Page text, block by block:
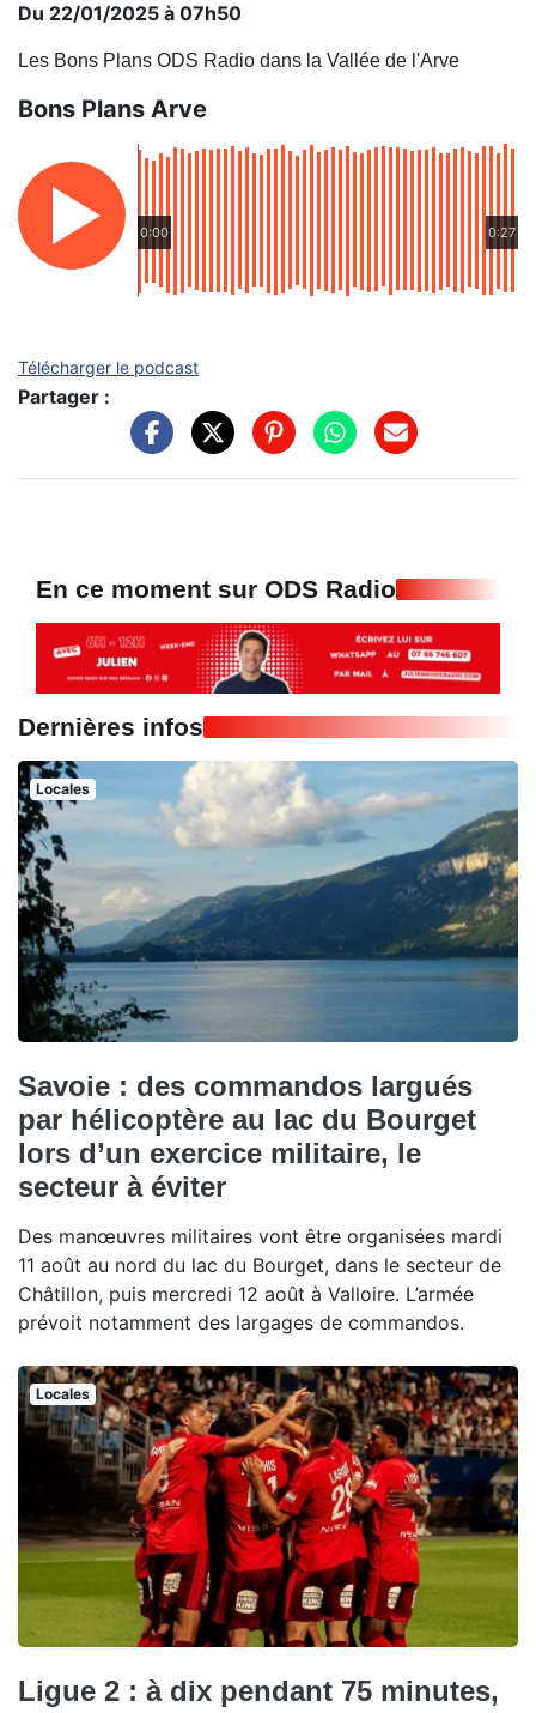
Du 22/01/2025 à 07h50
Les Bons Plans ODS Radio dans la Vallée de l'Arve
Bons Plans Arve
0:00 0:27
Télécharger le podcast
Partager :
En ce moment sur ODS Radio
Dernières infos
Locales
Savoie : des commandos largués
par hélicoptère au lac du Bourget
lors d’un exercice militaire, le
secteur à éviter
Des manœuvres militaires vont être organisées mardi
11 août au nord du lac du Bourget, dans le secteur de
Châtillon, puis mercredi 12 août à Valloire. L’armée
prévoit notamment des largages de commandos.
Locales
Ligue 2 : à dix pendant 75 minutes,